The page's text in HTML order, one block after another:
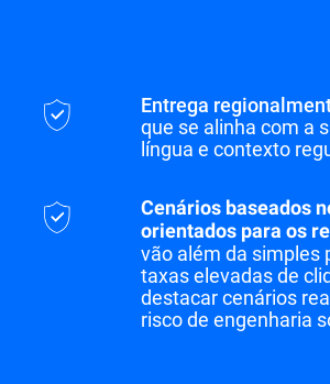
Entrega
que se alinha com a
língua e contexto
Cenários baseados
orientados para os
vão além da simples
taxas elevadas de
destacar cenários
risco de engenharia